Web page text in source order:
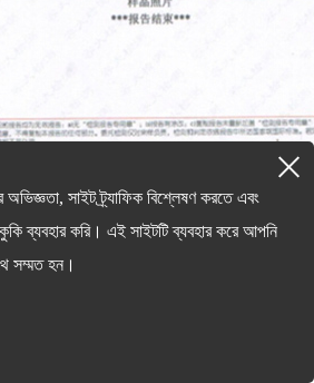
সাইট ট্র্যাফিক বিশ্লেষণ করতে এবং
ব্যবহার করি। এই সাইটটি ব্যবহার করে আপনি
সম্মত হন।